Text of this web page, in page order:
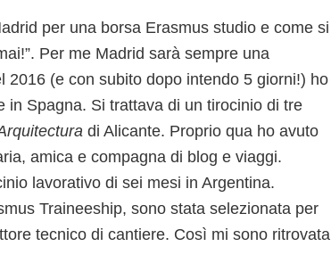
per una borsa Erasmus studio e come si
Per me Madrid sarà sempre una
(e con subito dopo intendo 5 giorni!) ho
in Spagna. Si trattava di un tirocinio di tre
di Alicante. Proprio qua ho avuto
amica e compagna di blog e viaggi.
lavorativo di sei mesi in Argentina.
Traineeship, sono stata selezionata per
tecnico di cantiere. Così mi sono ritrovata